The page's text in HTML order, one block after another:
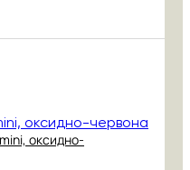
оксидно-